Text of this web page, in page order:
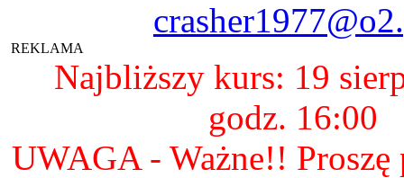
REKLAMA
Najbliższy kurs: 19
godz. 16:00
UWAGA - Ważne!! Proszę